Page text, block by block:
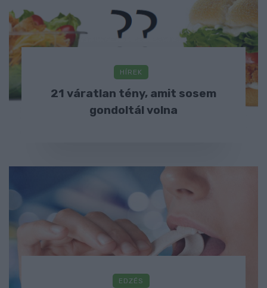
HÍREK
21 váratlan tény, amit sosem
gondoltál volna
EDZÉS